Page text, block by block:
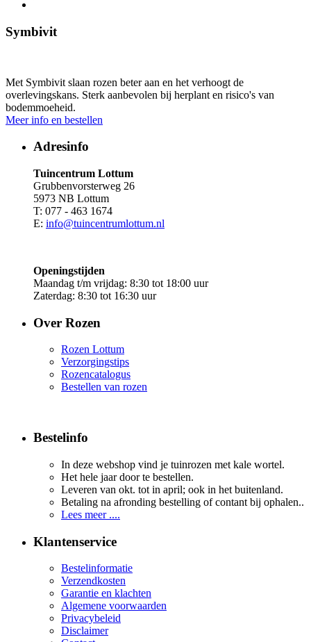
Symbivit
Met Symbivit slaan rozen beter aan en het verhoogt de
overlevingskans. Sterk aanbevolen bij herplant en risico's van
bodemmoeheid.
Meer info en bestellen
Adresinfo
Tuincentrum Lottum
Grubbenvorsterweg 26
5973 NB Lottum
T: 077 - 463 1674
E: info@tuincentrumlottum.nl
Openingstijden
Maandag t/m vrijdag: 8:30 tot 18:00 uur
Zaterdag: 8:30 tot 16:30 uur
Over Rozen
Rozen Lottum
Verzorgingstips
Rozencatalogus
Bestellen van rozen
Bestelinfo
In deze webshop vind je tuinrozen met kale wortel.
Het hele jaar door te bestellen.
Leveren van okt. tot in april; ook in het buitenland.
Betaling na afronding bestelling of contant bij ophalen..
Lees meer ....
Klantenservice
Bestelinformatie
Verzendkosten
Garantie en klachten
Algemene voorwaarden
Privacybeleid
Disclaimer